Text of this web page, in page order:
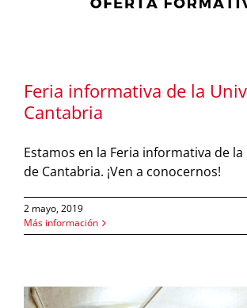
Feria informativa de la
Cantabria
Estamos en la Feria informativa de
de Cantabria. ¡Ven a conocernos!
2 mayo, 2019
Más información